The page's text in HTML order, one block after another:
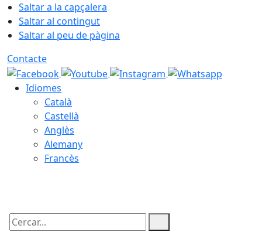
Saltar a la capçalera
Saltar al contingut
Saltar al peu de pàgina
Contacte
Idiomes
Català
Castellà
Anglès
Alemany
Francès
Cercar: